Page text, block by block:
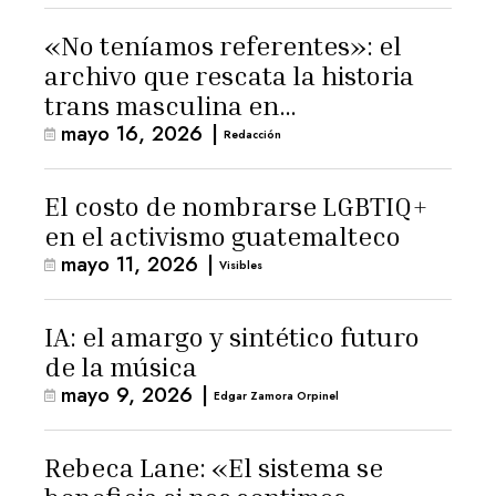
«No teníamos referentes»: el
archivo que rescata la historia
trans masculina en
Latinoamérica
mayo 16, 2026 | Redacción
El costo de nombrarse LGBTIQ+
en el activismo guatemalteco
mayo 11, 2026 | Visibles
IA: el amargo y sintético futuro
de la música
mayo 9, 2026 | Edgar Zamora Orpinel
Rebeca Lane: «El sistema se